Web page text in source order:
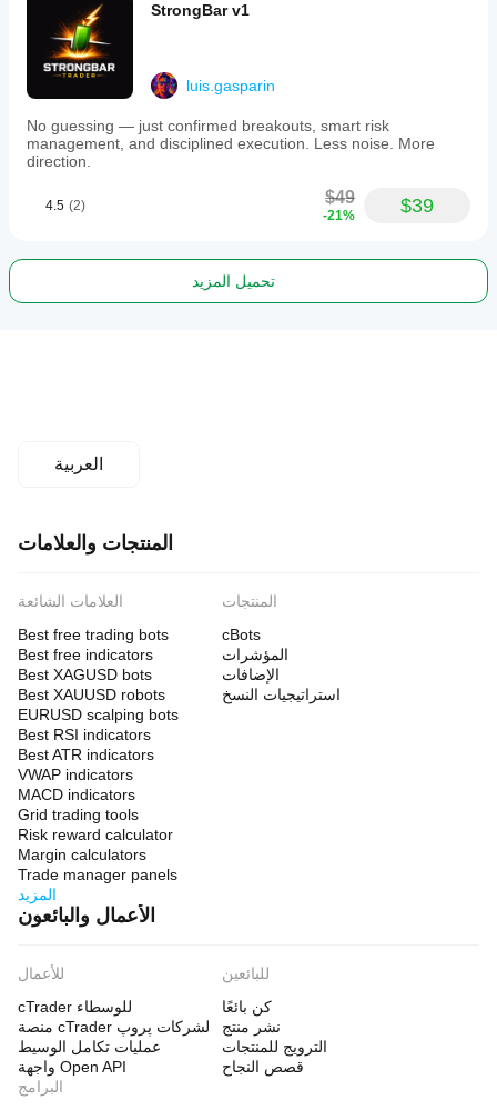
StrongBar v1
luis.gasparin
No guessing — just confirmed breakouts, smart risk
management, and disciplined execution. Less noise. More
direction.
4.5 (2) $49
-21% $39
تحميل المزيد
العربية
المنتجات والعلامات
العلامات الشائعة
Best free trading bots
Best free indicators
Best XAGUSD bots
Best XAUUSD robots
EURUSD scalping bots
Best RSI indicators
Best ATR indicators
VWAP indicators
MACD indicators
Grid trading tools
Risk reward calculator
Margin calculators
Trade manager panels
المزيد
المنتجات
cBots
المؤشرات
الإضافات
استراتيجيات النسخ
الأعمال والبائعون
للأعمال
cTrader للوسطاء
منصة cTrader لشركات پروپ
عمليات تكامل الوسيط
واجهة Open API
للبائعين
كن بائعًا
نشر منتج
الترويج للمنتجات
قصص النجاح
البرامج